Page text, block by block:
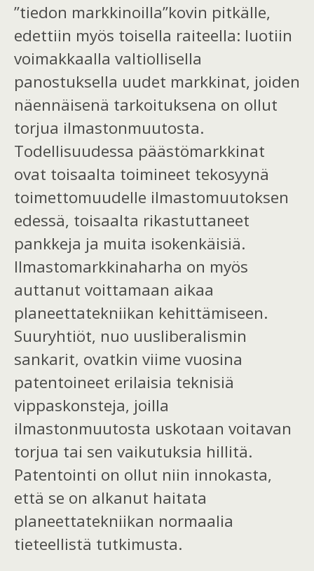
”tiedon markkinoilla”kovin pitkälle,
edettiin myös toisella raiteella: luotiin
voimakkaalla valtiollisella
panostuksella uudet markkinat, joiden
näennäisenä tarkoituksena on ollut
torjua ilmastonmuutosta.
Todellisuudessa päästömarkkinat
ovat toisaalta toimineet tekosyynä
toimettomuudelle ilmastomuutoksen
edessä, toisaalta rikastuttaneet
pankkeja ja muita isokenkäisiä.
Ilmastomarkkinaharha on myös
auttanut voittamaan aikaa
planeettatekniikan kehittämiseen.
Suuryhtiöt, nuo uusliberalismin
sankarit, ovatkin viime vuosina
patentoineet erilaisia teknisiä
vippaskonsteja, joilla
ilmastonmuutosta uskotaan voitavan
torjua tai sen vaikutuksia hillitä.
Patentointi on ollut niin innokasta,
että se on alkanut haitata
planeettatekniikan normaalia
tieteellistä tutkimusta.